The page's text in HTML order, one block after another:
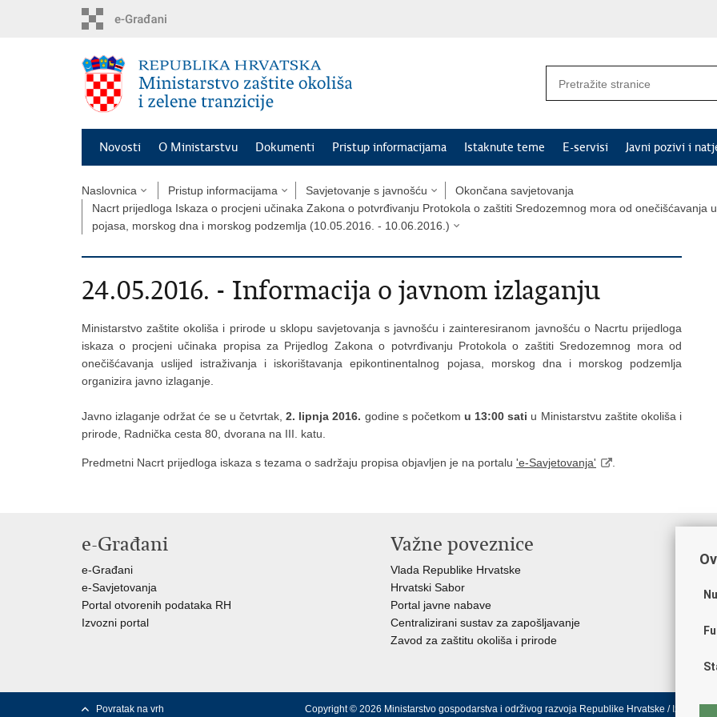
Novosti O Ministarstvu Dokumenti Pristup informacijama Istaknute teme E-servisi Javni pozivi i
Naslovnica Pristup informacijama Savjetovanje s javnošću
Okončana savjetovanja
Nacrt prijedloga Iskaza o procjeni učinaka Zakona o potvrđivanju Protokola o zaštiti Sredozemnog mora od onečišćavanja
pojasa, morskog dna i morskog podzemlja (10.05.2016. - 10.06.2016.)
24.05.2016. - Informacija o javnom izlaganju
Ministarstvo zaštite okoliša i prirode u sklopu savjetovanja s javnošću i zainteresiranom javnošću o Nacrtu prijedloga
iskaza o procjeni učinaka propisa za Prijedlog Zakona o potvrđivanju Protokola o zaštiti Sredozemnog mora od
onečišćavanja uslijed istraživanja i iskorištavanja epikontinentalnog pojasa, morskog dna i morskog podzemlja
organizira javno izlaganje.
Javno izlaganje održat će se u četvrtak,2. lipnja 2016. godine s početkom u 13:00 sati u Ministarstvu zaštite okoliša i
prirode, Radnička cesta 80, dvorana na III. katu.
Predmetni Nacrt prijedloga iskaza s tezama o sadržaju propisa objavljen je na portalu 'e-Savjetovanja'
e-Građani
e-Građani
e-Savjetovanja
Portal otvorenih podataka RH
Izvozni portal
Važne poveznice
Vlada Republike Hrvatske
Hrvatski Sabor
Portal javne nabave
Centralizirani sustav za zapošljavanje
Zavod za zaštitu okoliša i prirode
Povratak na vrh Copyright © 2026 Ministarstvo gospodarstva i održivog razvoja Republike Hrvatske / Izjava o